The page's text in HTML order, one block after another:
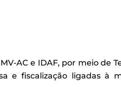
AC e IDAF, por meio de
e fiscalização ligadas à